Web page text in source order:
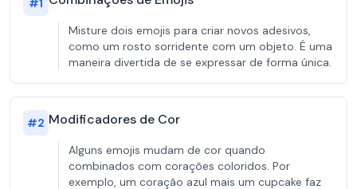
#1
Misture dois emojis para criar novos adesivos,
como um rosto sorridente com um objeto. É uma
maneira divertida de se expressar de forma única.
#2 Modificadores de Cor
Alguns emojis mudam de cor quando
combinados com corações coloridos. Por
exemplo, um coração azul mais um cupcake faz